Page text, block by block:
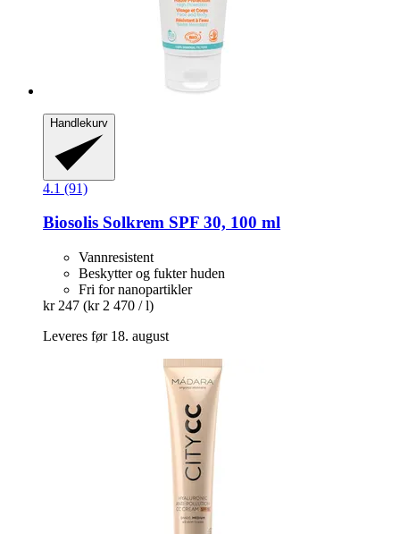
Handlekurv
4.1 (91)
Biosolis Solkrem SPF 30, 100 ml
Vannresistent
Beskytter og fukter huden
Fri for nanopartikler
kr 247 (kr 2 470 / l)
Leveres før 18. august